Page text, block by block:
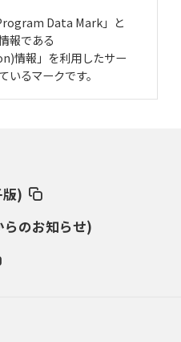
Data Mark」と
報である
情報」を利用したサー
いるマークです。
版)
らのお知らせ)